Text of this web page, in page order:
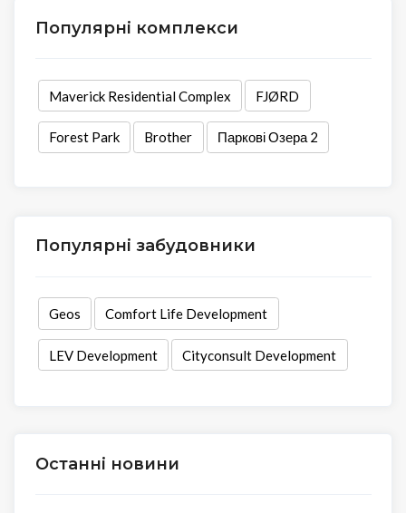
Популярні комплекси
Maverick Residential Complex FJØRD
Forest Park Brother Паркові Озера 2
Популярні забудовники
Geos Comfort Life Development
LEV Development Cityconsult Development
Останні новини